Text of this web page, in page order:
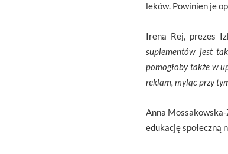
leków. Powinien je
Irena Rej, prezes
suplementów jest
pomogłoby także w
reklam, myląc przy
Anna
edukację